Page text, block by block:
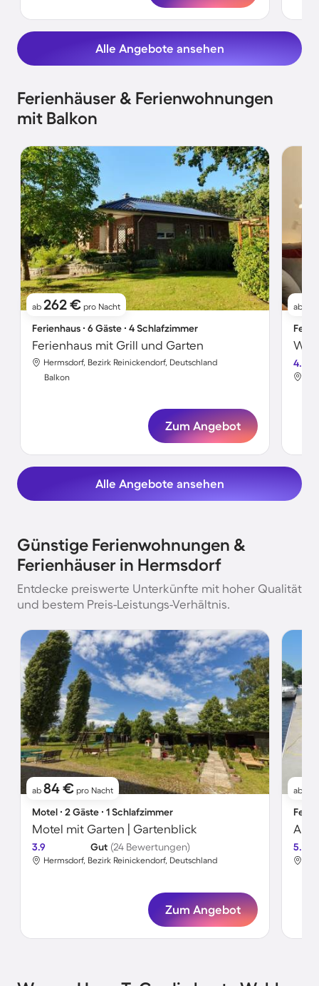
Alle Angebote ansehen
Ferienhäuser & Ferienwohnungen
mit Balkon
ab 262 € pro Nacht
Ferienhaus ∙ 6 Gäste ∙ 4 Schlafzimmer
Ferienhaus mit Grill und Garten
Hermsdorf, Bezirk Reinickendorf, Deutschland
Balkon
Zum Angebot
ab
4.8
Alle Angebote ansehen
Günstige Ferienwohnungen &
Ferienhäuser in Hermsdorf
Entdecke preiswerte Unterkünfte mit hoher Qualität
und bestem Preis-Leistungs-Verhältnis.
ab 84 € pro Nacht
Motel ∙ 2 Gäste ∙ 1 Schlafzimmer
Motel mit Garten | Gartenblick
3.9 Gut (24 Bewertungen)
Hermsdorf, Bezirk Reinickendorf, Deutschland
Zum Angebot
ab
5.0